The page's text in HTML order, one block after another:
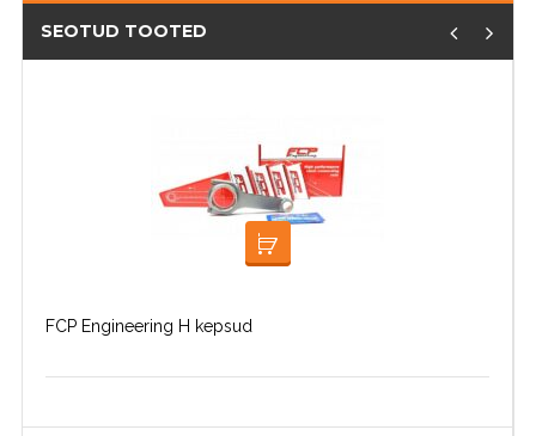
SEOTUD TOOTED
LOE EDASI
FCP Engineering H kepsud